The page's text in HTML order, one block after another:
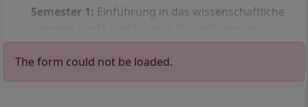
entweder ein Abitur(die allgemeine Hochschulreife),
Semester 1: Einführung in das wissenschaftliche
Mathematik, Darstellen: Grundlagen, Grundlagen
der Chemie, Angewandte Ökologie: Grundlagen,
Projekt: Angewandte Ökologie und Klimawandel
The form could not be loaded.